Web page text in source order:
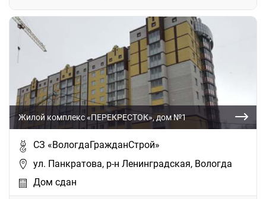
Жилой комплекс «ПЕРЕКРЕСТОК», дом №1
СЗ «ВологдаГражданСтрой»
ул. Панкратова, р-н Ленинградская, Вологда
Дом сдан